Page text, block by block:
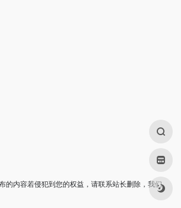
的内容若侵犯到您的权益，请联系站长删除，我们